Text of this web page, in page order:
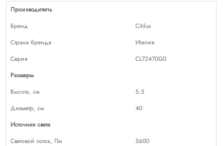
Производитель
Бренд
Citilux
Страна бренда
Италия
Серия
CL72470G0
Размеры
Высота, см
5.5
Диаметр, см
40
Источник света
Световой поток, Лм
5600